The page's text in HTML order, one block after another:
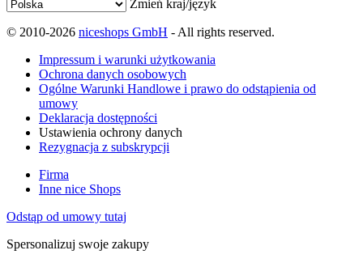
Zmień kraj/język
© 2010-2026 niceshops GmbH - All rights reserved.
Impressum i warunki użytkowania
Ochrona danych osobowych
Ogólne Warunki Handlowe i prawo do odstąpienia od
umowy
Deklaracja dostępności
Ustawienia ochrony danych
Rezygnacja z subskrypcji
Firma
Inne nice Shops
Odstąp od umowy tutaj
Spersonalizuj swoje zakupy